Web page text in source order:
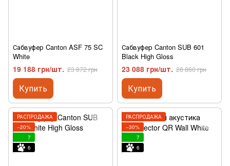
Сабвуфер Canton ASF 75 SC
White
19 188 грн/шт. 23 972 грн
Купить
Сабвуфер Canton SUB 601
Black High Gloss
23 088 грн/шт. 28 860 грн
Купить
РАСПРОДАЖА
−20%
7
6
РАСПРОДАЖА
−30%
7
6